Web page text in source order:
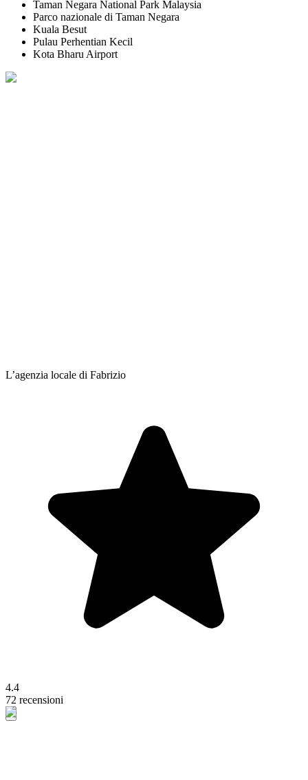
Taman Negara National Park Malaysia
Parco nazionale di Taman Negara
Kuala Besut
Pulau Perhentian Kecil
Kota Bharu Airport
L’agenzia locale di Fabrizio
4.4
72 recensioni